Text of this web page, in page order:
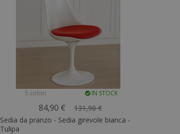
5 colori IN STOCK
84,90 €
131,90 €
Sedia da pranzo - Sedia girevole bianca -
Tulipa